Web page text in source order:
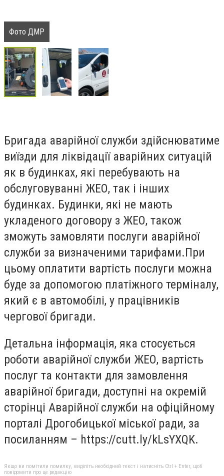
Фото ДМР
Бригада аварійної служби здійснюватиме
виїзди для ліквідації аварійних ситуацій
як в будинках, які перебувають на
обслуговуванні ЖЕО, так і інших
будинках. Будинки, які не мають
укладеного договору з ЖЕО, також
зможуть замовляти послуги аварійної
служби за визначеними тарифами.При
цьому оплатити вартість послуги можна
буде за допомогою платіжного терміналу,
який є в автомобілі, у працівників
чергової бригади.
Детальна інформація, яка стосується
роботи аварійної служби ЖЕО, вартість
послуг та контакти для замовлення
аварійної бригади, доступні на окремій
сторінці Аварійної служби на офіційному
порталі Дрогобицької міської ради, за
посиланням – https://cutt.ly/kLsYXQK.
Якщо ви помітили помилку, виділіть необхідний текст і натисніть Ctrl + Enter, щоб
повідомити про це редакцію